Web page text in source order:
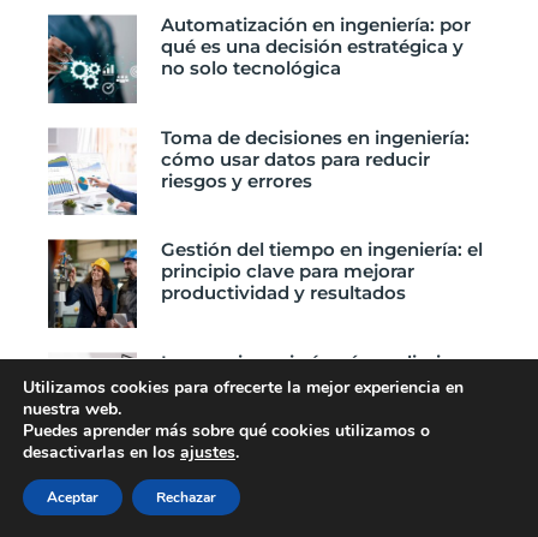
Automatización en ingeniería: por
qué es una decisión estratégica y
no solo tecnológica
Toma de decisiones en ingeniería:
cómo usar datos para reducir
riesgos y errores
Gestión del tiempo en ingeniería: el
principio clave para mejorar
productividad y resultados
Lean en ingeniería: cómo eliminar
desperdicios y mejorar resultados
Productividad en ingeniería: cómo
trabajar mejor sin aumentar horas
Utilizamos cookies para ofrecerte la mejor experiencia en
nuestra web.
Puedes aprender más sobre qué cookies utilizamos o
desactivarlas en los ajustes.
Aceptar Rechazar